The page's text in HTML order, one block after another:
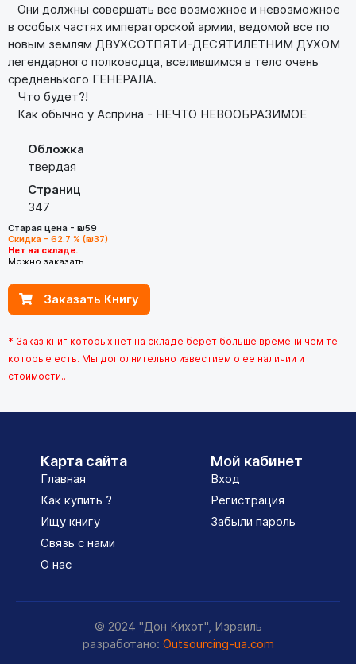
Они должны совершать все возможное и невозможное
в особых частях императорской армии, ведомой все по
новым землям ДВУХСОТПЯТИ-ДЕСЯТИЛЕТНИМ ДУХОМ
легендарного полководца, вселившимся в тело очень
средненького ГЕНЕРАЛА.
Что будет?!
Как обычно у Асприна - НЕЧТО НЕВООБРАЗИМОЕ
Обложка
твердая
Страниц
347
Старая цена - ₪59
Скидка - 62.7 % (₪37)
Нет на складе.
Можно заказать.
Заказать Книгу
* Заказ книг которых нет на складе берет больше времени чем те
которые есть. Мы дополнительно известием о ее наличии и
стоимости..
Карта сайта
Главная
Как купить ?
Ищу книгу
Связь с нами
О нас
Мой кабинет
Вход
Регистрация
Забыли пароль
© 2024 "Дон Кихот", Израиль
разработано: Outsourcing-ua.com